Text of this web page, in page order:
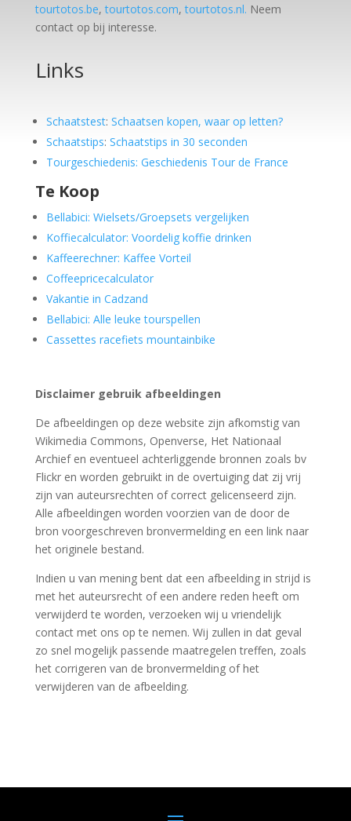
tourtotos.be,tourtotos.com,tourtotos.nl. Neem
contact op bij interesse.
Links
Schaatstest: Schaatsen kopen, waar op letten?
Schaatstips: Schaatstips in 30 seconden
Tourgeschiedenis: Geschiedenis Tour de France
Te Koop
Bellabici: Wielsets/Groepsets vergelijken
Koffiecalculator: Voordelig koffie drinken
Kaffeerechner: Kaffee Vorteil
Coffeepricecalculator
Vakantie in Cadzand
Bellabici: Alle leuke tourspellen
Cassettes racefiets mountainbike
Disclaimer gebruik afbeeldingen
De afbeeldingen op deze website zijn afkomstig van
Wikimedia Commons, Openverse, Het Nationaal
Archief en eventueel achterliggende bronnen zoals bv
Flickr en worden gebruikt in de overtuiging dat zij vrij
zijn van auteursrechten of correct gelicenseerd zijn.
Alle afbeeldingen worden voorzien van de door de
bron voorgeschreven bronvermelding en een link naar
het originele bestand.
Indien u van mening bent dat een afbeelding in strijd is
met het auteursrecht of een andere reden heeft om
verwijderd te worden, verzoeken wij u vriendelijk
contact met ons op te nemen. Wij zullen in dat geval
zo snel mogelijk passende maatregelen treffen, zoals
het corrigeren van de bronvermelding of het
verwijderen van de afbeelding.